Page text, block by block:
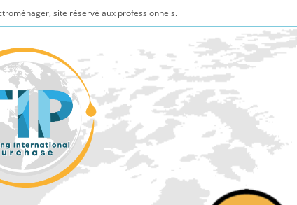
site réservé aux professionnels.